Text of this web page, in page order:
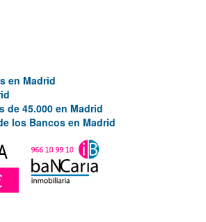
en Madrid
de 45.000 en Madrid
los Bancos en Madrid